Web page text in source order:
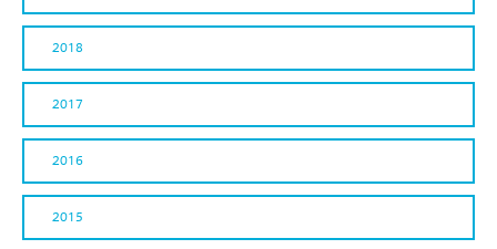
2018
2017
2016
2015